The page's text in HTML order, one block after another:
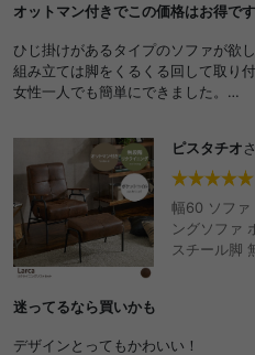
椅子 腰掛け
オットマン付きでこの価格はお得です
ひじ掛けがあるタイプのソファが欲
組み立ては脚をくるくる回して取り
女性一人でも簡単にできました。
背もたれのクッションがやわらかいの
もう少ししっかりしているといいなぁ
ピスタチオ
幅60 ソファ
ングソファ
スチール脚
迷ってるなら買いかも
デザインとってもかわいい！